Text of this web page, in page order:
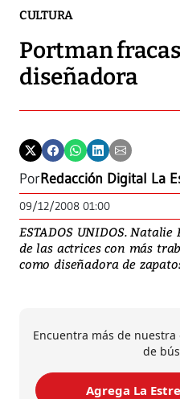
CULTURA
Portman
diseñadora
PorRedacción Digital La
09/12/2008 01:00
ESTADOS UNIDOS.
de las actrices con más
como diseñadora de
Encuentra más de
de
Agrega La